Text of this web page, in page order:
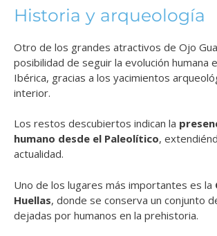
Historia y arqueología
Otro de los grandes atractivos de Ojo
posibilidad de seguir la evolución humana
Ibérica, gracias a los yacimientos
interior.
Los restos descubiertos indican la
humano desde el Paleolítico,
actualidad.
Uno de los lugares más importantes es la
Huellas, donde se conserva un conjunto
dejadas por humanos en la prehistoria.